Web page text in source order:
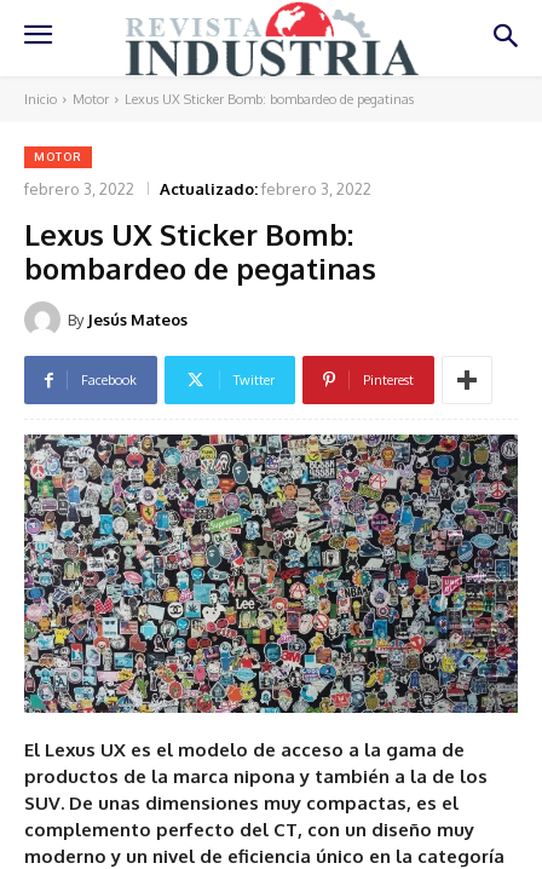
Inicio Motor Lexus UX Sticker Bomb: bombardeo de pegatinas
MOTOR
febrero 3, 2022 Actualizado:febrero 3, 2022
Lexus UX Sticker Bomb:
bombardeo de pegatinas
By Jesús Mateos
Facebook Twitter Pinterest
El Lexus UX es el modelo de acceso a la gama de
productos de la marca nipona y también a la de los
SUV. De unas dimensiones muy compactas, es el
complemento perfecto del CT, con un diseño muy
moderno y un nivel de eficiencia único en la categoría